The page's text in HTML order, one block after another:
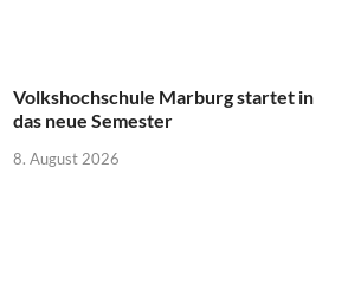
Volkshochschule Marburg startet in
das neue Semester
8. August 2026